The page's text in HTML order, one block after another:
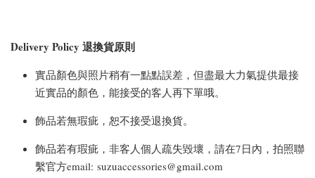
Delivery Policy 退換貨原則
實品顏色與照片稍有一點點誤差，但盡最大力氣提供最接
近實品的顏色，能接受的客人再下單哦。
飾品若無瑕疵，恕不接受退換貨。
飾品若有瑕疵，非客人個人疏失毀壞，請在7日內，拍照聯
繫官方email: suzuaccessories@gmail.com